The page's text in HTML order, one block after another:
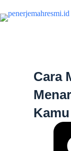
Cara